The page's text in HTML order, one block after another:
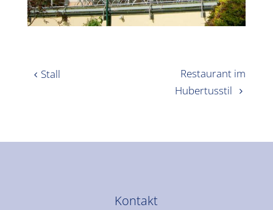
Stall
Restaurant im
Hubertusstil
Kontakt